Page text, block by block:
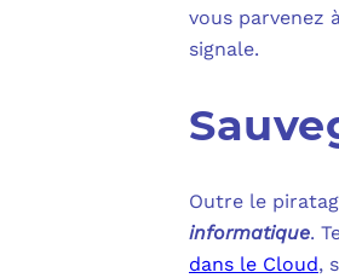
vous parvenez
signale.
Outre le
informatique.
dans le Cloud,